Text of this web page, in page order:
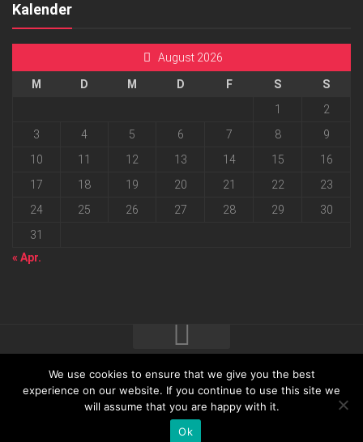
Kalender
August 2026
M D M D F S
S
1
2
3
4 5 6 7 8
9
10
11 12 13 14 15
16
17
18 19 20 21 22
23
24
25 26 27 28 29
30
31
« Apr.
2026 progressmedia Verlag & Werbeagentur GmbH • Bautzner
Landstraße 62 • 01324 Dresden
We use cookies to ensure that we give you the best
experience on our website. If you continue to use this site we
will assume that you are happy with it.
Ok